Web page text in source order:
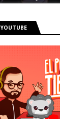
YOUTUBE